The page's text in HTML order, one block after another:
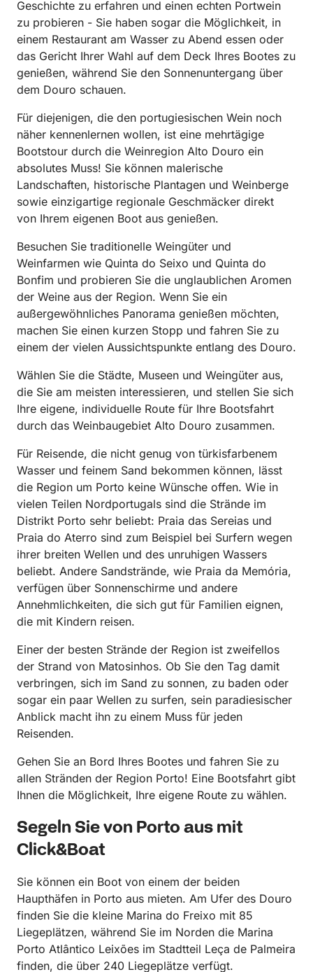
Geschichte zu erfahren und einen echten Portwein
zu probieren - Sie haben sogar die Möglichkeit, in
einem Restaurant am Wasser zu Abend essen oder
das Gericht Ihrer Wahl auf dem Deck Ihres Bootes zu
genießen, während Sie den Sonnenuntergang über
dem Douro schauen.
Für diejenigen, die den portugiesischen Wein noch
näher kennenlernen wollen, ist eine mehrtägige
Bootstour durch die Weinregion Alto Douro ein
absolutes Muss! Sie können malerische
Landschaften, historische Plantagen und Weinberge
sowie einzigartige regionale Geschmäcker direkt
von Ihrem eigenen Boot aus genießen.
Besuchen Sie traditionelle Weingüter und
Weinfarmen wie Quinta do Seixo und Quinta do
Bonfim und probieren Sie die unglaublichen Aromen
der Weine aus der Region. Wenn Sie ein
außergewöhnliches Panorama genießen möchten,
machen Sie einen kurzen Stopp und fahren Sie zu
einem der vielen Aussichtspunkte entlang des Douro.
Wählen Sie die Städte, Museen und Weingüter aus,
die Sie am meisten interessieren, und stellen Sie sich
Ihre eigene, individuelle Route für Ihre Bootsfahrt
durch das Weinbaugebiet Alto Douro zusammen.
Für Reisende, die nicht genug von türkisfarbenem
Wasser und feinem Sand bekommen können, lässt
die Region um Porto keine Wünsche offen. Wie in
vielen Teilen Nordportugals sind die Strände im
Distrikt Porto sehr beliebt: Praia das Sereias und
Praia do Aterro sind zum Beispiel bei Surfern wegen
ihrer breiten Wellen und des unruhigen Wassers
beliebt. Andere Sandstrände, wie Praia da Memória,
verfügen über Sonnenschirme und andere
Annehmlichkeiten, die sich gut für Familien eignen,
die mit Kindern reisen.
Einer der besten Strände der Region ist zweifellos
der Strand von Matosinhos. Ob Sie den Tag damit
verbringen, sich im Sand zu sonnen, zu baden oder
sogar ein paar Wellen zu surfen, sein paradiesischer
Anblick macht ihn zu einem Muss für jeden
Reisenden.
Gehen Sie an Bord Ihres Bootes und fahren Sie zu
allen Stränden der Region Porto! Eine Bootsfahrt gibt
Ihnen die Möglichkeit, Ihre eigene Route zu wählen.
Segeln Sie von Porto aus mit
Click&Boat
Sie können ein Boot von einem der beiden
Haupthäfen in Porto aus mieten. Am Ufer des Douro
finden Sie die kleine Marina do Freixo mit 85
Liegeplätzen, während Sie im Norden die Marina
Porto Atlântico Leixões im Stadtteil Leça de Palmeira
finden, die über 240 Liegeplätze verfügt.